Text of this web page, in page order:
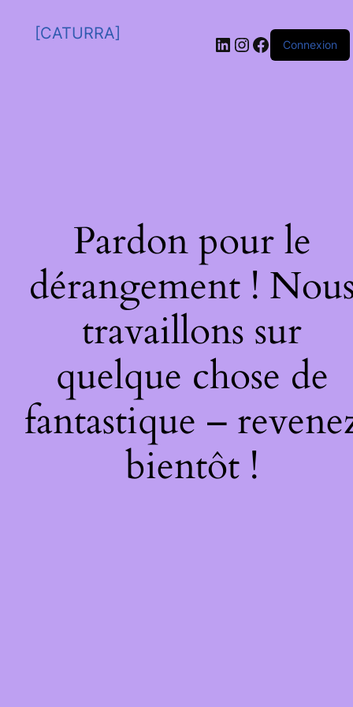
[CATURRA]
Connexion
Pardon pour le
dérangement !
travaillons sur
quelque chose de
fantastique –
bientôt !